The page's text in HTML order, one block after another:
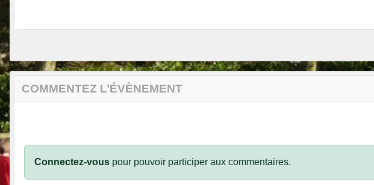
COMMENTEZ L’ÉVÈNEMENT
Connectez-vous pour pouvoir participer aux commentaires.